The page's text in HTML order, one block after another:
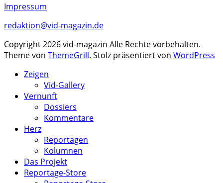
Impressum
redaktion@vid-magazin.de
Copyright 2026 vid-magazin Alle Rechte vorbehalten.
Theme von ThemeGrill. Stolz präsentiert von WordPress
Zeigen
Vid-Gallery
Vernunft
Dossiers
Kommentare
Herz
Reportagen
Kolumnen
Das Projekt
Reportage-Store